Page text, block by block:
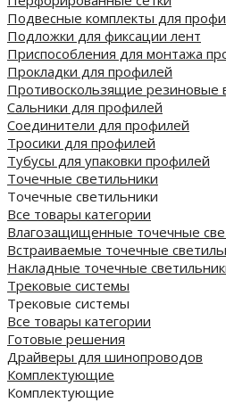
Подвесные комплекты для
Подложки для фиксации лент
Приспособления для монтажа
Прокладки для профилей
Противоскользящие резиновые
Сальники для профилей
Соединители для профилей
Тросики для профилей
Тубусы для упаковки профилей
Точечные светильники
Точечные светильники
Все товары категории
Влагозащищенные точечные
Встраиваемые точечные
Накладные точечные
Трековые системы
Трековые системы
Все товары категории
Готовые решения
Драйверы для шинопроводов
Комплектующие
Комплектующие